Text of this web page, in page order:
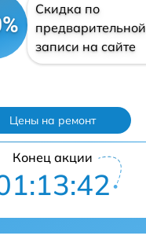
Скидка по
предварительной
записи на сайте
Цены на ремонт
Конец акции